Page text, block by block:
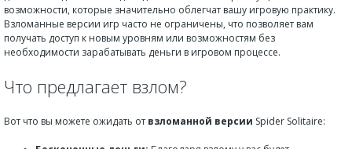
возможности, которые значительно облегчат вашу игровую практику.
Взломанные версии игр часто не ограничены, что позволяет вам
получать доступ к новым уровням или возможностям без
необходимости зарабатывать деньги в игровом процессе.
Что предлагает взлом?
Вот что вы можете ожидать от взломанной версии Spider Solitaire: